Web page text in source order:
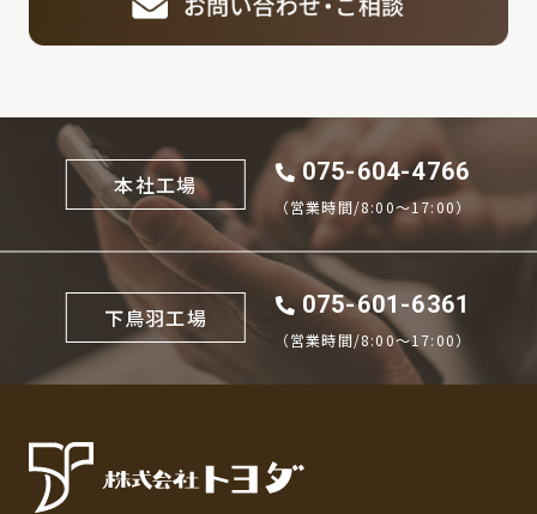
本社工場 075-604-4766
（営業時間/8:00〜17:00）
下鳥羽工場 075-601-6361
（営業時間/8:00〜17:00）